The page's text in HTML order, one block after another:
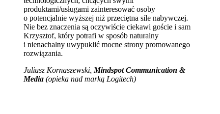
produktami/usługami zainteresować osoby
o potencjalnie wyższej niż przeciętna sile nabywczej.
Nie bez znaczenia są oczywiście ciekawi goście i sam
Krzysztof, który potrafi w sposób naturalny
i nienachalny uwypuklić mocne strony promowanego
rozwiązania.
Juliusz Kornaszewski, Mindspot Communication &
Media (opieka nad marką Logitech)